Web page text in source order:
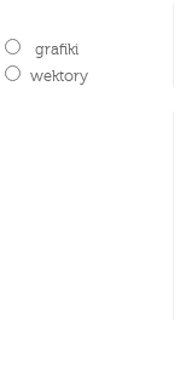
grafiki
wektory